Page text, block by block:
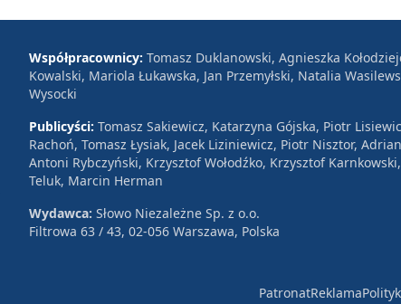
Współpracownicy: Tomasz Duklanowski, Agnieszka
Kowalski, Mariola Łukawska, Jan Przemyłski, Natalia
Wysocki
Publicyści: Tomasz Sakiewicz, Katarzyna Gójska, Piotr
Rachoń, Tomasz Łysiak, Jacek Liziniewicz, Piotr Nisztor,
Antoni Rybczyński, Krzysztof Wołodźko, Krzysztof
Teluk, Marcin Herman
Wydawca: Słowo Niezależne Sp. z o.o.
Filtrowa 63 / 43, 02-056 Warszawa, Polska
PatronatReklama